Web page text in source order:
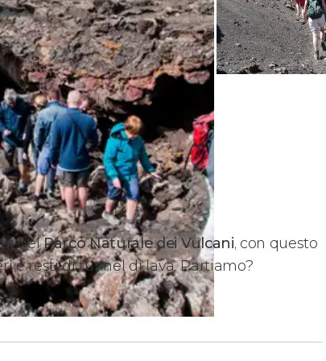
delParco Naturale dei Vulcani, con questo
e resti di tunnel di lava. Partiamo?